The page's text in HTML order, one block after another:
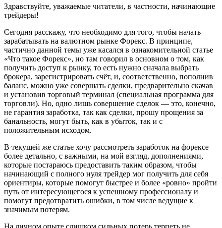
Здравствуйте, уважаемые читатели, в частности, начинающие
трейдеры!
Сегодня расскажу, что необходимо для того, чтобы начать
зарабатывать на валютном рынке Форекс. В принципе,
частично данной темы уже касался в ознакомительной статье
«Что такое Форекс», но там говорил в основном о том, как
получить доступ к рынку, то есть нужно сначала выбрать
брокера, зарегистрировать счёт, и, соответственно, пополнив
баланс, можно уже совершать сделки, предварительно скачав
и установив торговый терминал (специальная программа для
торговли). Но, одно лишь совершение сделок — это, конечно,
не гарантия заработка, так как сделки, прошу прощения за
банальность, могут быть, как в убыток, так и с
положительным исходом.
В текущей же статье хочу рассмотреть заработок на форексе
более детально, с важными, на мой взгляд, дополнениями,
которые постараюсь предоставить таким образом, чтобы
начинающий с полного нуля трейдер мог получить для себя
ориентиры, которые помогут быстрее и более «ровно» пройти
путь от интересующегося к успешному профессионалу и
помогут предотвратить ошибки, в том числе ведущие к
значимым потерям.
На личном опыте слишком сильных потерь терпеть не